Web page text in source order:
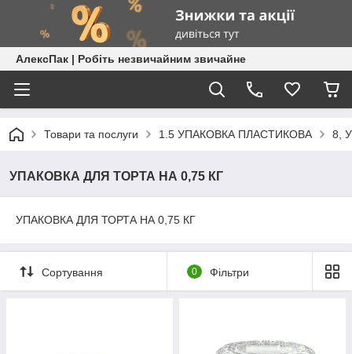
АлексПак | Робіть незвичайним звичайне
Товари та послуги 1.5 УПАКОВКА ПЛАСТИКОВА 8,
УПАКОВКА ДЛЯ ТОРТА НА 0,75 КГ
УПАКОВКА ДЛЯ ТОРТА НА 0,75 КГ
Сортування 0 Фільтри